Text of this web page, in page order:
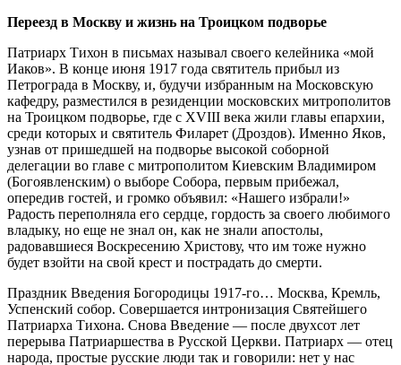
Переезд в Москву и жизнь на Троицком подворье
Патриарх Тихон в письмах называл своего келейника «мой
Иаков». В конце июня 1917 года святитель прибыл из
Петрограда в Москву, и, будучи избранным на Московскую
кафедру, разместился в резиденции московских митрополитов
на Троицком подворье, где с XVIII века жили главы епархии,
среди которых и святитель Филарет (Дроздов). Именно Яков,
узнав от пришедшей на подворье высокой соборной
делегации во главе с митрополитом Киевским Владимиром
(Богоявленским) о выборе Собора, первым прибежал,
опередив гостей, и громко объявил: «Нашего избрали!»
Радость переполняла его сердце, гордость за своего любимого
владыку, но еще не знал он, как не знали апостолы,
радовавшиеся Воскресению Христову, что им тоже нужно
будет взойти на свой крест и пострадать до смерти.
Праздник Введения Богородицы 1917‑го… Москва, Кремль,
Успенский собор. Совершается интронизация Святейшего
Патриарха Тихона. Снова Введение — после двухсот лет
перерыва Патриаршества в Русской Церкви. Патриарх — отец
народа, простые русские люди так и говорили: нет у нас